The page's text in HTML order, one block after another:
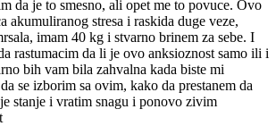
da je to smesno, ali opet me to povuce. Ovo
akumuliranog stresa i raskida duge veze,
imam 40 kg i stvarno brinem za sebe. I
rastumacim da li je ovo anksioznost samo ili i
bih vam bila zahvalna kada biste mi
se izborim sa ovim, kako da prestanem da
stanje i vratim snagu i ponovo zivim